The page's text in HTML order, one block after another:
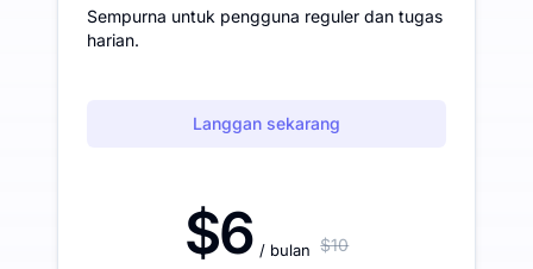
Sempurna untuk pengguna reguler dan tugas
harian.
Langgan sekarang
$6 / bulan $10